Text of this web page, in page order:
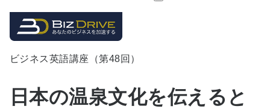
ビジネス英語講座（第48回）
日本の温泉文化を伝えると